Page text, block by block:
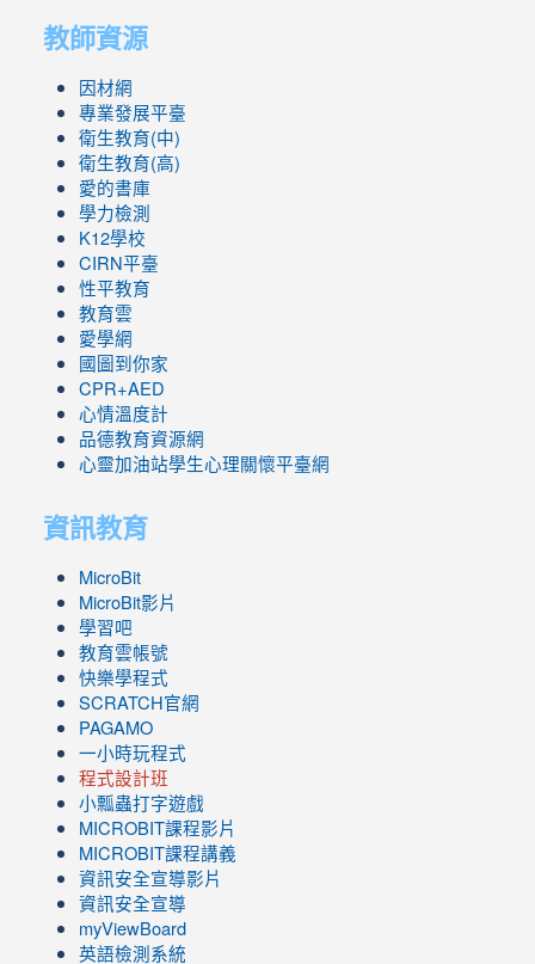
教師資源
因材網
專業發展平臺
衛生教育(中)
衛生教育(高)
愛的書庫
學力檢測
K12學校
CIRN平臺
性平教育
教育雲
愛學網
國圖到你家
CPR+AED
心情溫度計
品德教育資源網
心靈加油站學生心理關懷平臺網
資訊教育
MicroBit
MicroBit影片
學習吧
教育雲帳號
快樂學程式
SCRATCH官網
PAGAMO
一小時玩程式
程式設計班
小瓢蟲打字遊戲
link
to
https://www.youtube.com/channel/UC8LghzcV5-
ZBGmXwlbUndNA/videos?
view=0&sort=dd&shelf_id=0
MICROBIT課程影片
link
to
https://www.youtube.com/channel/UC8LghzcV5-
ZBGmXwlbUndNA/videos?
view=0&sort=dd&shelf_id=0
MICROBIT課程講義
資訊安全宣導影片
資訊安全宣導
myViewBoard
英語檢測系統